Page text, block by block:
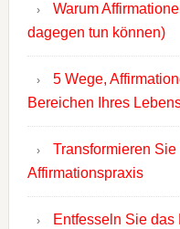
Warum
dagegen tun können)
5 Wege,
Bereichen Ihres
Transformieren
Affirmationspraxis
Entfesseln Sie